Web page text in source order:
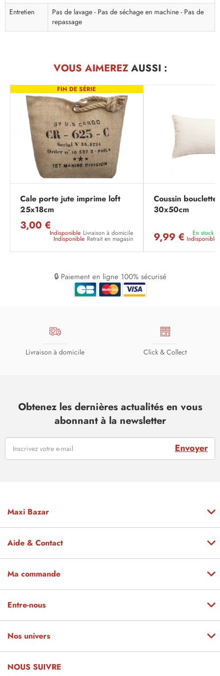
Entretien
Pas de lavage - Pas de séchage en machine - Pas de
repassage
VOUS AIMEREZAUSSI :
FIN DE SÉRIE
Cale porte jute imprime loft
25x18cm
3,00 €
Indisponible Livraison à domicile
Indisponible Retrait en magasin
Coussin
30x50cm
9,99 € En stock
Indisponible
🔒 Paiement en ligne 100% sécurisé
Livraison à domicile Click & Collect
Obtenez les dernières actualités en vous
abonnant à la newsletter
Envoyer
Maxi Bazar
Aide & Contact
Ma commande
Entre-nous
Nos univers
NOUS SUIVRE